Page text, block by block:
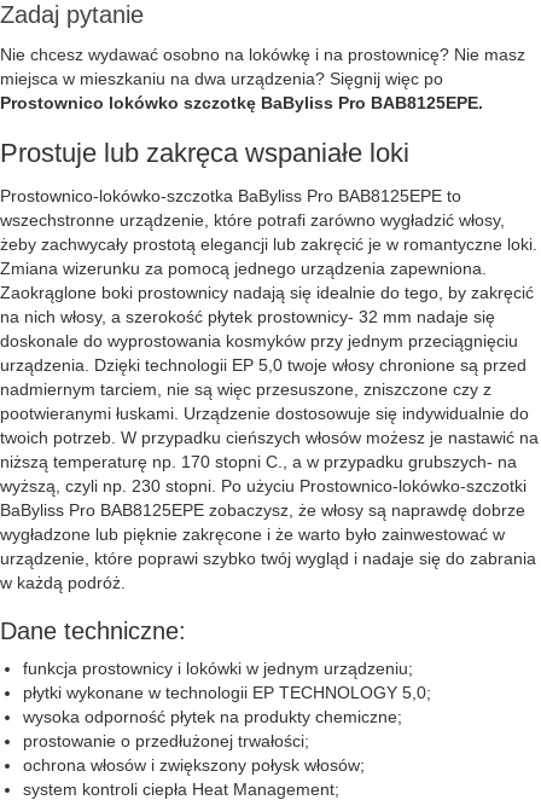
Zadaj pytanie
Nie chcesz wydawać osobno na lokówkę i na prostownicę? Nie masz
miejsca w mieszkaniu na dwa urządzenia? Sięgnij więc po
Prostownico lokówko szczotkę BaByliss Pro BAB8125EPE.
Prostuje lub zakręca wspaniałe loki
Prostownico-lokówko-szczotka BaByliss Pro BAB8125EPE to
wszechstronne urządzenie, które potrafi zarówno wygładzić włosy,
żeby zachwycały prostotą elegancji lub zakręcić je w romantyczne loki.
Zmiana wizerunku za pomocą jednego urządzenia zapewniona.
Zaokrąglone boki prostownicy nadają się idealnie do tego, by zakręcić
na nich włosy, a szerokość płytek prostownicy- 32 mm nadaje się
doskonale do wyprostowania kosmyków przy jednym przeciągnięciu
urządzenia. Dzięki technologii EP 5,0 twoje włosy chronione są przed
nadmiernym tarciem, nie są więc przesuszone, zniszczone czy z
pootwieranymi łuskami. Urządzenie dostosowuje się indywidualnie do
twoich potrzeb. W przypadku cieńszych włosów możesz je nastawić na
niższą temperaturę np. 170 stopni C., a w przypadku grubszych- na
wyższą, czyli np. 230 stopni. Po użyciu Prostownico-lokówko-szczotki
BaByliss Pro BAB8125EPE zobaczysz, że włosy są naprawdę dobrze
wygładzone lub pięknie zakręcone i że warto było zainwestować w
urządzenie, które poprawi szybko twój wygląd i nadaje się do zabrania
w każdą podróż.
Dane techniczne:
funkcja prostownicy i lokówki w jednym urządzeniu;
płytki wykonane w technologii EP TECHNOLOGY 5,0;
wysoka odporność płytek na produkty chemiczne;
prostowanie o przedłużonej trwałości;
ochrona włosów i zwiększony połysk włosów;
system kontroli ciepła Heat Management;